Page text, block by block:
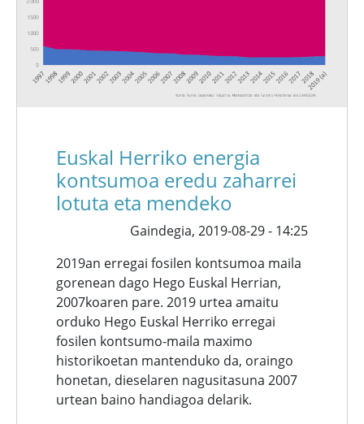
Euskal Herriko energia
kontsumoa eredu zaharrei
lotuta eta mendeko
Gaindegia, 2019-08-29 - 14:25
2019an erregai fosilen kontsumoa maila
gorenean dago Hego Euskal Herrian,
2007koaren pare. 2019 urtea amaitu
orduko Hego Euskal Herriko erregai
fosilen kontsumo-maila maximo
historikoetan mantenduko da, oraingo
honetan, dieselaren nagusitasuna 2007
urtean baino handiagoa delarik.